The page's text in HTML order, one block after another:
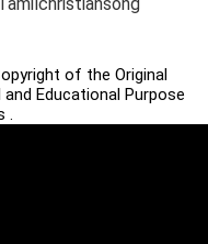
of the Original
Educational Purpose
.